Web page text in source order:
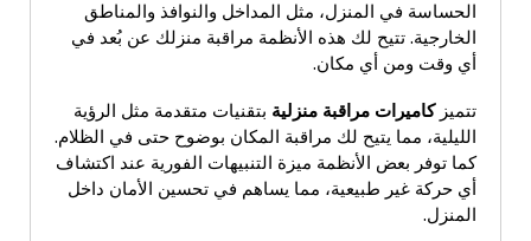
الحساسة في المنزل، مثل المداخل والنوافذ والمناطق
الخارجية. تتيح لك هذه الأنظمة مراقبة منزلك عن بُعد في
أي وقت ومن أي مكان.
تتميزكاميرات مراقبة منزلية بتقنيات متقدمة مثل الرؤية
الليلية، مما يتيح لك مراقبة المكان بوضوح حتى في الظلام.
كما توفر بعض الأنظمة ميزة التنبيهات الفورية عند اكتشاف
أي حركة غير طبيعية، مما يساهم في تحسين الأمان داخل
المنزل.